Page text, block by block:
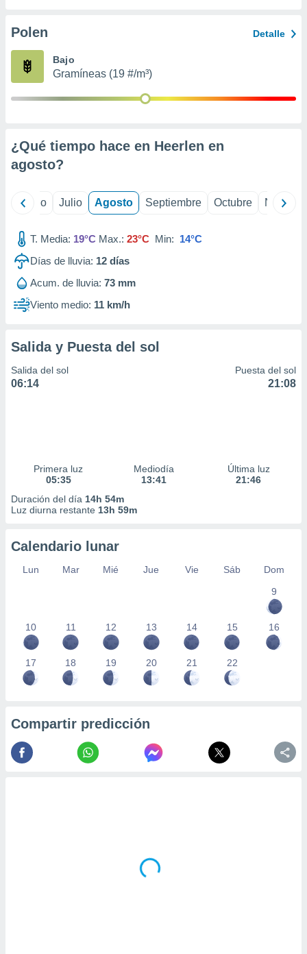
e
mediante
publicidad
publicidad
de
Polen Detalle
Bajo
Gramíneas (19 #/m³)
¿Qué tiempo hace en Heerlen en
agosto?
Junio Julio Agosto Septiembre Octubre
T. Media: 19°C Max.: 23°C Min: 14°C
Días de lluvia: 12 días
Acum. de lluvia: 73 mm
Viento medio: 11 km/h
Salida y Puesta del sol
Salida del sol
06:14
Puesta del sol
21:08
Primera luz
05:35
Mediodía
13:41
Última luz
21:46
Duración del día 14h 54m
Luz diurna restante 13h 59m
Calendario lunar
Lun Mar Mié Jue Vie Sáb
Dom
9
10 11 12 13 14 15 16
17 18 19 20 21 22
Compartir predicción